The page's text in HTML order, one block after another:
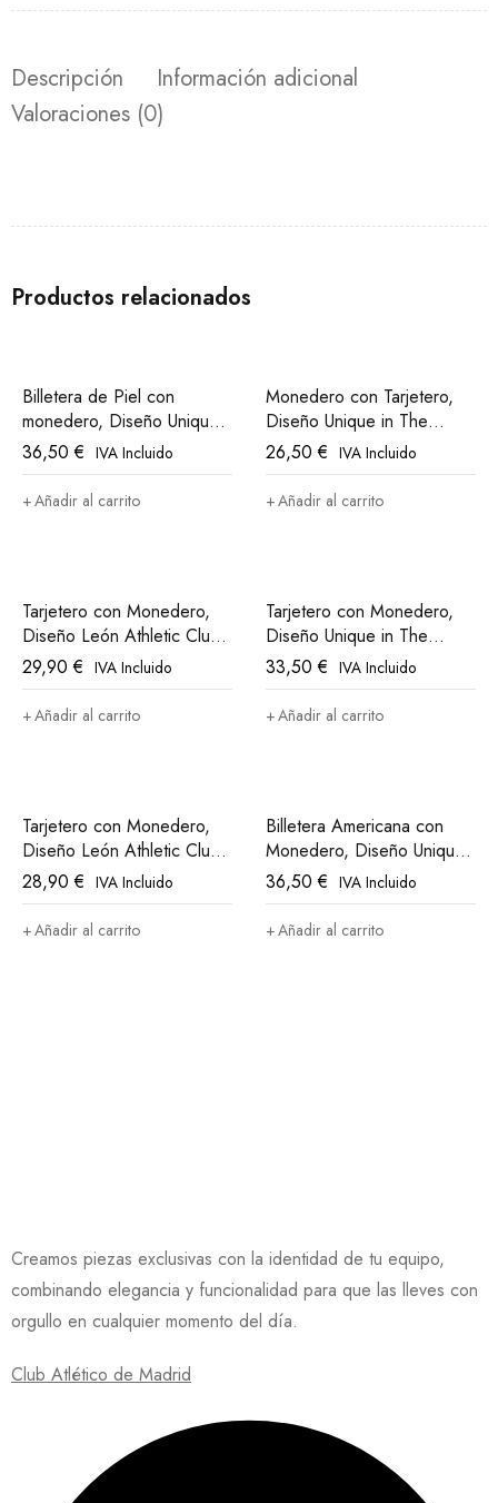
Descripción
Información adicional
Valoraciones (0)
Productos relacionados
Billetera de Piel con
monedero, Diseño Unique
in The World Athletic Club
Bilbao
36,50€ IVA Incluido
Añadir al carrito
Monedero con Tarjetero,
Diseño Unique in The
World Athletic Club Bilbao
26,50€ IVA Incluido
Añadir al carrito
Tarjetero con Monedero,
Diseño León Athletic Club
Bilbao
29,90€ IVA Incluido
Añadir al carrito
Tarjetero con Monedero,
Diseño Unique in The
World Athletic Club Bilbao
33,50€ IVA Incluido
Añadir al carrito
Tarjetero con Monedero,
Diseño León Athletic Club
Bilbao
28,90€ IVA Incluido
Añadir al carrito
Billetera Americana con
Monedero, Diseño Unique
in The World Athletic Club
Bilbao
36,50€ IVA Incluido
Añadir al carrito
Creamos piezas exclusivas con la identidad de tu equipo,
combinando elegancia y funcionalidad para que las lleves con
orgullo en cualquier momento del día.
Club Atlético de Madrid